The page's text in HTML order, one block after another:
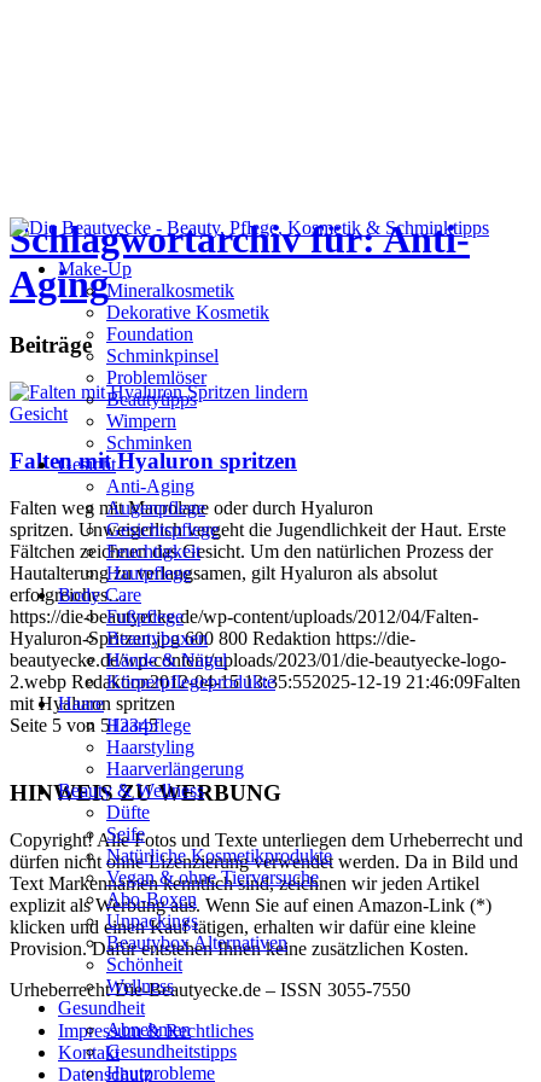
Make-Up
Mineralkosmetik
Dekorative Kosmetik
Foundation
Schminkpinsel
Problemlöser
Beautytipps
Wimpern
Schminken
Gesicht
Anti-Aging
Augenpflege
Gesichtspflege
Feuchtigkeit
Hautpflege
Body Care
Fußpflege
Beautyboxen
Hände & Nägel
Körperpflegeprodukte
Haare
Haarpflege
Haarstyling
Haarverlängerung
Beauty & Wellness
Düfte
Seife
Natürliche Kosmetikprodukte
Vegan & ohne Tierversuche
Abo-Boxen
Unpackings
Beautybox Alternativen
Schönheit
Wellness
Gesundheit
Abnehmen
Gesundheitstipps
Hautprobleme
Schlagwortarchiv für: Anti-
Aging
Beiträge
Gesicht
Falten mit Hyaluron spritzen
Falten weg mit Macrolane oder durch Hyaluron
spritzen. Unweigerlich vergeht die Jugendlichkeit der Haut. Erste
Fältchen zeichnen das Gesicht. Um den natürlichen Prozess der
Hautalterung zu verlangsamen, gilt Hyaluron als absolut
erfolgreiches…
https://die-beautyecke.de/wp-content/uploads/2012/04/Falten-
Hyaluron-Spritzen.jpg 600 800 Redaktion https://die-
beautyecke.de/wp-content/uploads/2023/01/die-beautyecke-logo-
2.webp Redaktion2012-04-15 13:35:552025-12-19 21:46:09Falten
mit Hyaluron spritzen
Seite 5 von 512345
HINWEIS ZU WERBUNG
Copyright! Alle Fotos und Texte unterliegen dem Urheberrecht und
dürfen nicht ohne Lizenzierung verwendet werden. Da in Bild und
Text Markennamen kenntlich sind, zeichnen wir jeden Artikel
explizit als Werbung aus. Wenn Sie auf einen Amazon-Link (*)
klicken und einen Kauf tätigen, erhalten wir dafür eine kleine
Provision. Dafür entstehen Ihnen keine zusätzlichen Kosten.
Urheberrecht Die-Beautyecke.de – ISSN 3055-7550
Impressum & Rechtliches
Kontakt
Datenschutz